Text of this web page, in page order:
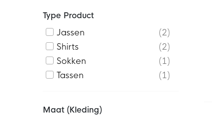
Type Product
Jassen
2
Shirts
2
Sokken
1
Tassen
1
Maat (kleding)